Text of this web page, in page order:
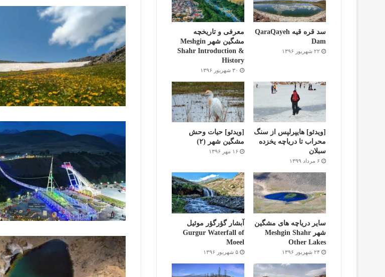
سد قره قیه QaraQayeh
Dam
۲۲ شهریور ۱۳۹۶
معرفی و تاریخچه
مشگین شهر Meshgin
Shahr Introduction &
History
۳۰ شهریور ۱۳۹۶
[ویدئو] هایپرلپس از سنگ
محراب تا دریاچه یخزده
سبلان
۶ مرداد ۱۳۹۹
[ویدئو] حیات وحش
مشگین شهر (۲)
۱۶ مهر ۱۳۹۶
سایر دریاچه های مشگین
شهر Meshgin Shahr
Other Lakes
۲۴ شهریور ۱۳۹۶
آبشار گؤرگؤر موئیل
Gurgur Waterfall of
Moeel
۵ شهریور ۱۳۹۶